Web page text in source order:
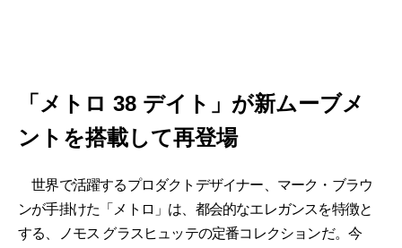
「メトロ 38 デイト」が新ムーブメ
ントを搭載して再登場
世界で活躍するプロダクトデザイナー、マーク・ブラウ
ンが手掛けた「メトロ」は、都会的なエレガンスを特徴と
する、ノモス グラスヒュッテの定番コレクションだ。今